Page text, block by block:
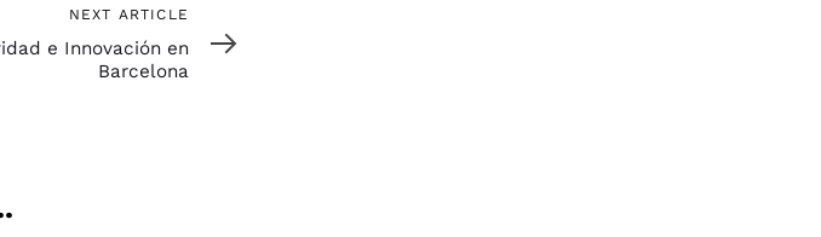
NEXT ARTICLE
e Innovación en
Barcelona